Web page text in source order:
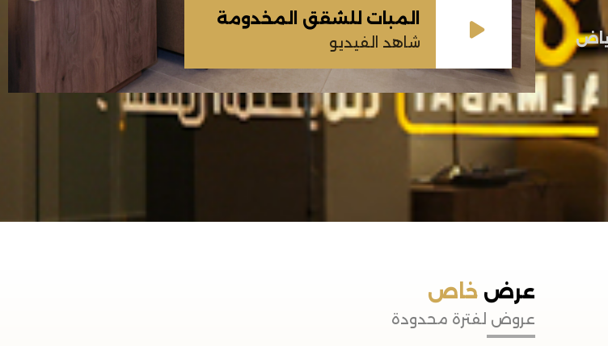
المبات للشقق المخدومة
شاهد الفيديو
عرض خاص
عروض لفترة محدودة